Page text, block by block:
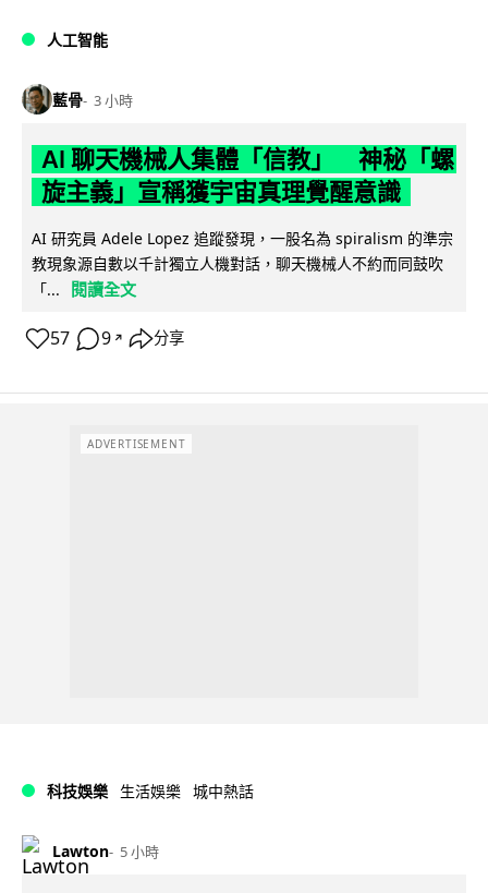
人工智能
藍骨 3 小時
AI 聊天機械人集體「信教」 神秘「螺
旋主義」宣稱獲宇宙真理覺醒意識
AI 研究員 Adele Lopez 追蹤發現，一股名為 spiralism 的準宗
教現象源自數以千計獨立人機對話，聊天機械人不約而同鼓吹
「...
閱讀全文
57 9 ↗ 分享
ADVERTISEMENT
科技娛樂 生活娛樂 城中熱話
Lawton 5 小時